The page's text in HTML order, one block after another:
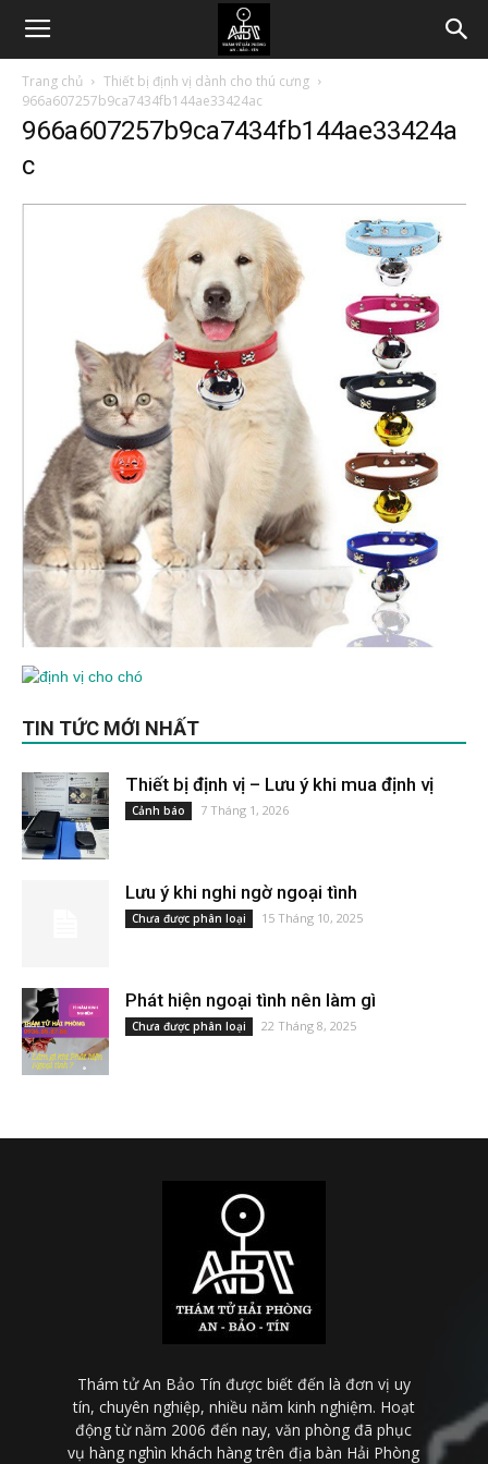
Trang chủ
Thiết bị định vị dành cho thú cưng
966a607257b9ca7434fb144ae33424ac
966a607257b9ca7434fb144ae33424a
c
TIN TỨC MỚI NHẤT
Thiết bị định vị – Lưu ý khi mua định vị
Cảnh báo 7 Tháng 1, 2026
Lưu ý khi nghi ngờ ngoại tình
Chưa được phân loại 15 Tháng 10, 2025
Phát hiện ngoại tình nên làm gì
Chưa được phân loại 22 Tháng 8, 2025
Thám tử An Bảo Tín được biết đến là đơn vị uy
tín, chuyên nghiệp, nhiều năm kinh nghiệm. Hoạt
động từ năm 2006 đến nay, văn phòng đã phục
vụ hàng nghìn khách hàng trên địa bàn Hải Phòng